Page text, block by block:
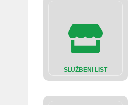
SLUŽBENI LIST